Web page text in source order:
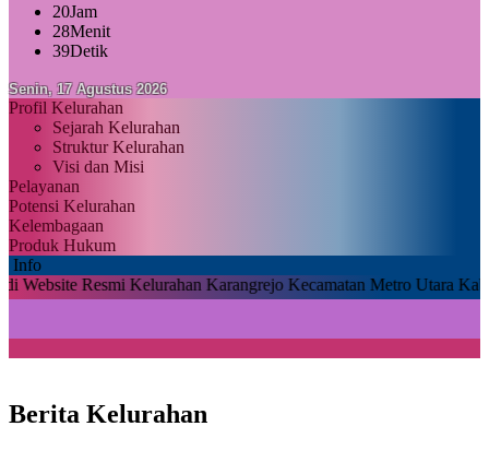
20Jam
28Menit
38Detik
Senin, 17 Agustus 2026
Profil Kelurahan
Sejarah Kelurahan
Struktur Kelurahan
Visi dan Misi
Pelayanan
Potensi Kelurahan
Kelembagaan
Produk Hukum
Info
Resmi Kelurahan Karangrejo Kecamatan Metro Utara Kabupaten
Berita Kelurahan